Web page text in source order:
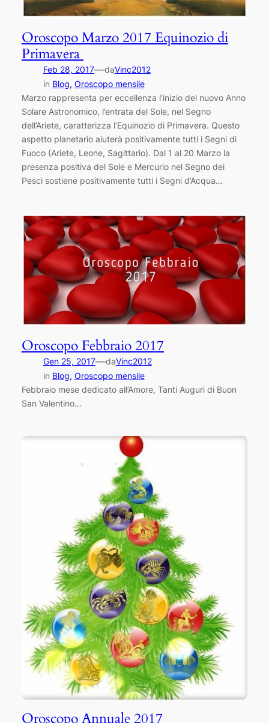
Oroscopo Marzo 2017 Equinozio di
Primavera
Feb 28, 2017—daVinc2012
in Blog, Oroscopo mensile
Marzo rappresenta per eccellenza l’inizio del nuovo Anno
Solare Astronomico, l’entrata del Sole, nel Segno
dell’Ariete, caratterizza l’Equinozio di Primavera. Questo
aspetto planetario aiuterà positivamente tutti i Segni di
Fuoco (Ariete, Leone, Sagittario). Dal 1 al 20 Marzo la
presenza positiva del Sole e Mercurio nel Segno dei
Pesci sostiene positivamente tutti i Segni d’Acqua…
Oroscopo Febbraio 2017
Gen 25, 2017—daVinc2012
in Blog, Oroscopo mensile
Febbraio mese dedicato all’Amore, Tanti Auguri di Buon
San Valentino…
Oroscopo Annuale 2017